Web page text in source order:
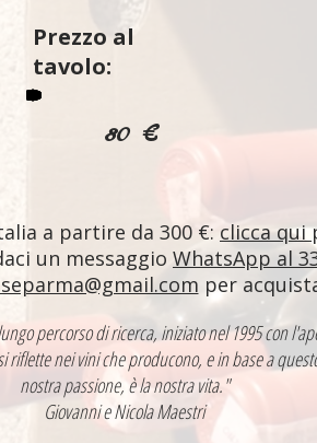
Prezzo al
tavolo:
80 €
a partire da 300 €: clicca qui
un messaggio WhatsApp al
per
percorso di ricerca, iniziato nel 1995 con
nei vini che producono, e in base a
nostra passione, è la nostra vita."
Giovanni e Nicola Maestri